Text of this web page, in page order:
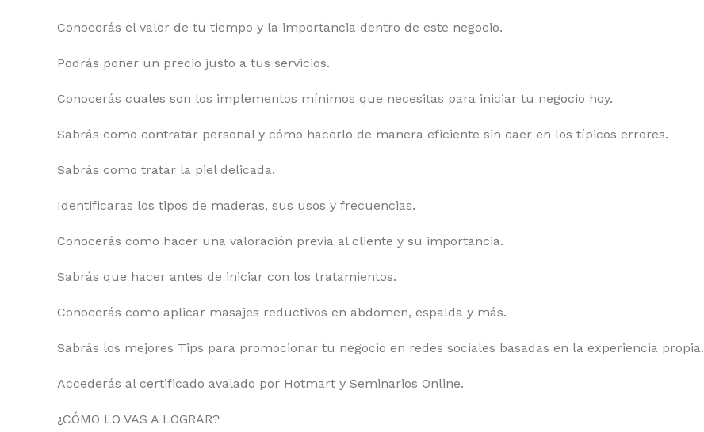
Conocerás el valor de tu tiempo y la importancia dentro de este negocio.
Podrás poner un precio justo a tus servicios.
Conocerás cuales son los implementos mínimos que necesitas para iniciar tu negocio hoy.
Sabrás como contratar personal y cómo hacerlo de manera eficiente sin caer en los típicos errores.
Sabrás como tratar la piel delicada.
Identificaras los tipos de maderas, sus usos y frecuencias.
Conocerás como hacer una valoración previa al cliente y su importancia.
Sabrás que hacer antes de iniciar con los tratamientos.
Conocerás como aplicar masajes reductivos en abdomen, espalda y más.
Sabrás los mejores Tips para promocionar tu negocio en redes sociales basadas en la experiencia propia.
Accederás al certificado avalado por Hotmart y Seminarios Online.
¿CÓMO LO VAS A LOGRAR?